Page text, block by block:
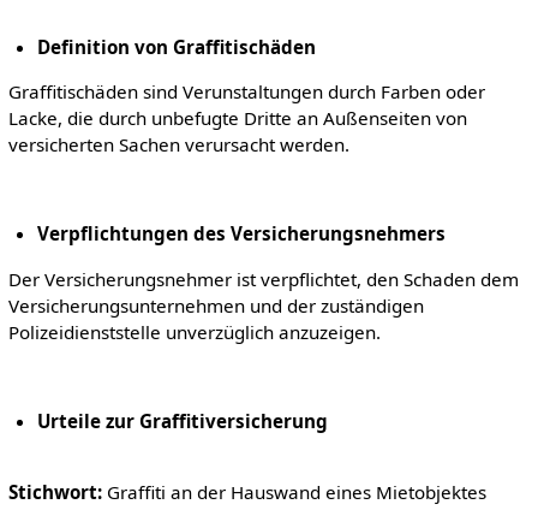
Definition von Graffitischäden
Graffitischäden sind Verunstaltungen durch Farben oder
Lacke, die durch unbefugte Dritte an Außenseiten von
versicherten Sachen verursacht werden.
Verpflichtungen des Versicherungsnehmers
Der Versicherungsnehmer ist verpflichtet, den Schaden dem
Versicherungsunternehmen und der zuständigen
Polizeidienststelle unverzüglich anzuzeigen.
Urteile zur Graffitiversicherung
Stichwort:Graffiti an der Hauswand eines Mietobjektes